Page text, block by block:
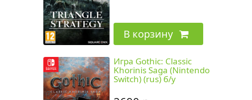
В корзину
Игра Gothic: Classic
Khorinis Saga (Nintendo
Switch) (rus) б/у